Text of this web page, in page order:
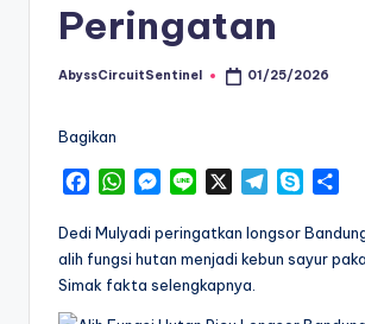
Peringatan
Posted
AbyssCircuitSentinel 01/25/2026
Bagikan
c
e
b
W
a
t
s
M
s
s
e
n
e
X
T
l
e
y
p
a
r
Dedi Mulyadi peringatkan longsor
alih fungsi hutan menjadi kebun sayur
Simak fakta selengkapnya.